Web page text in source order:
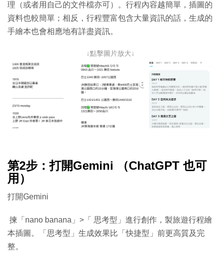
理（或者用自己的文件檔亦可）。行程內容越簡單，插圖的
資料也較簡單；相反，行程豐富包含大量資訊的話，生成的
手繪本也會相應地有詳盡資訊。
↓點擊圖片放大↓
第2步：打開Gemini （ChatGPT 也可
用）
打開Gemini
揀「nano banana」>「 思考型」進行創作，製旅遊行程繪
本插圖。「思考型」生成效果比「快捷型」前更高質及完
整。